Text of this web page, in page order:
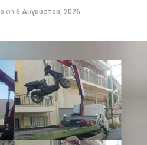
on 6 Αυγούστου, 2026